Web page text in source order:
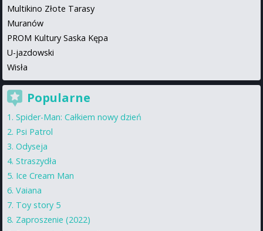
Multikino Złote Tarasy
Muranów
PROM Kultury Saska Kępa
U-jazdowski
Wisła
Popularne
Spider-Man: Całkiem nowy dzień
Psi Patrol
Odyseja
Straszydła
Ice Cream Man
Vaiana
Toy story 5
Zaproszenie (2022)